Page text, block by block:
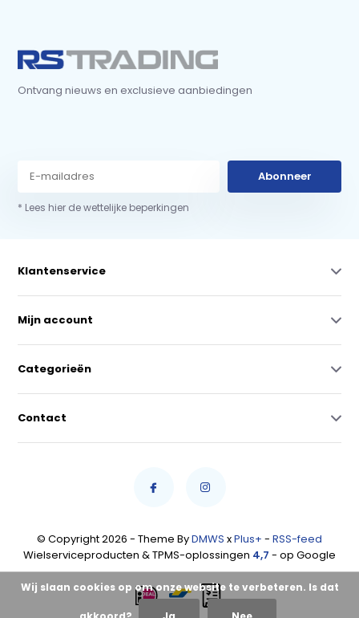
Ontvang nieuws en exclusieve aanbiedingen
Abonneer
* Lees hier de wettelijke beperkingen
Klantenservice
Mijn account
Categorieën
Contact
© Copyright 2026 - Theme ByDMWS xPlus+ - RSS-feed
Wielserviceproducten & TPMS-oplossingen 4,7 - op Google
Wij slaan cookies op om onze website te verbeteren. Is dat